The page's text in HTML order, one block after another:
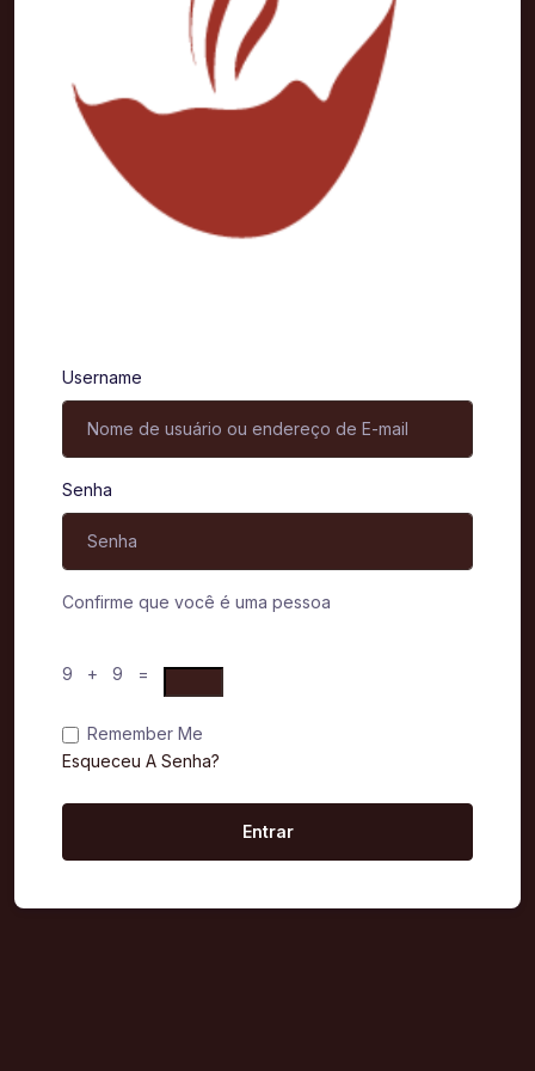
Username
Senha
Confirme que você é uma pessoa
9 + 9 =
Remember Me
Esqueceu A Senha?
Entrar